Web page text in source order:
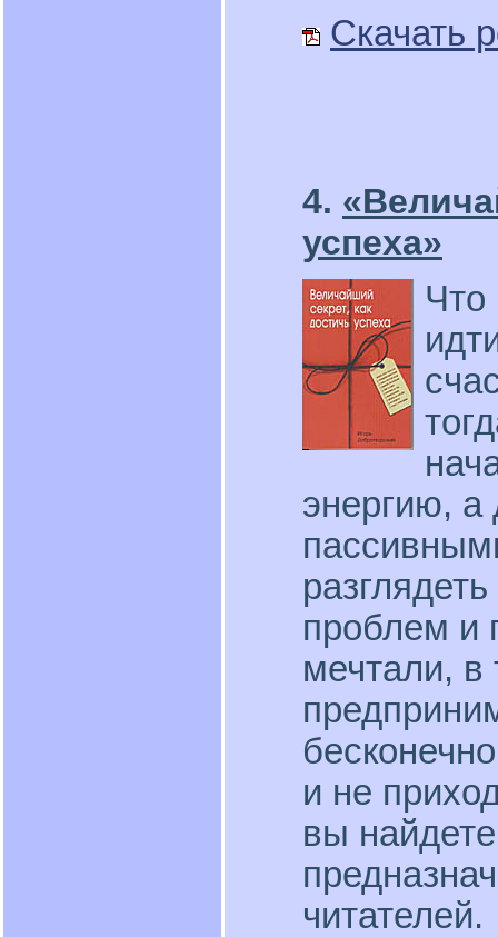
Скачать
4.
успеха»
Что
энергию, а
проблем и
мечтали, в
и не
вы найдете
читателей.